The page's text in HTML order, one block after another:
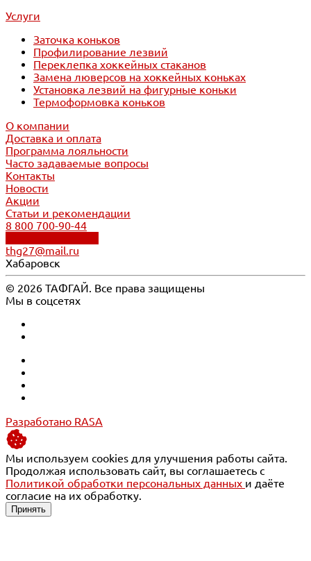
Услуги
Заточка коньков
Профилирование лезвий
Переклепка хоккейных стаканов
Замена люверсов на хоккейных коньках
Установка лезвий на фигурные коньки
Термоформовка коньков
О компании
Доставка и оплата
Программа лояльности
Часто задаваемые вопросы
Контакты
Новости
Акции
Статьи и рекомендации
8 800 700-90-44
thg27@mail.ru
Хабаровск
© 2026 ТАФГАЙ. Все права защищены
Мы в соцсетях
Разработано RASA
Мы используем cookies для улучшения работы сайта.
Продолжая использовать сайт, вы соглашаетесь с
Политикой обработки персональных данных и даёте
согласие на их обработку.
Принять